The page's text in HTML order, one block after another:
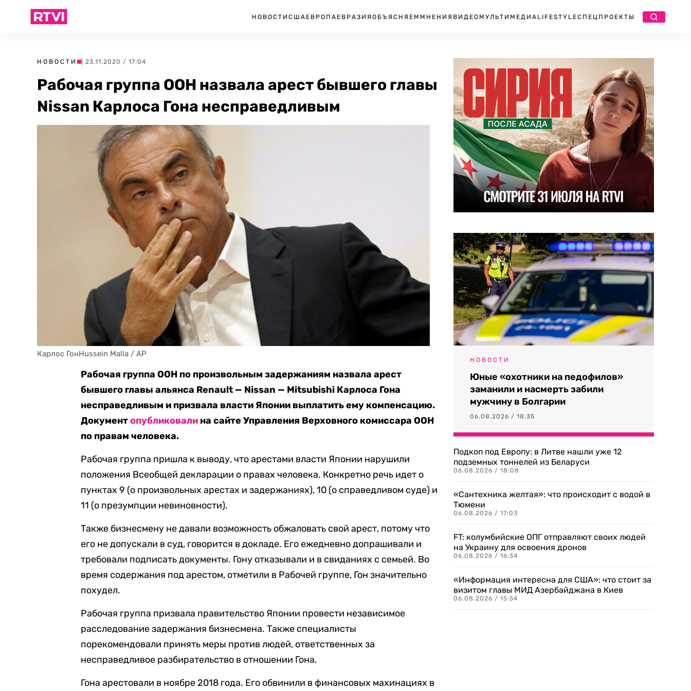
НОВОСТИ США ЕВРОПА ЕВРАЗИЯ ОБЪЯСНЯЕМ МНЕНИЯ ВИДЕО МУЛЬТИМЕДИА LIFESTYLEСПЕЦПРОЕКТЫ
НОВОСТИ | 23.11.2020 / 17:04
Рабочая группа ООН назвала арест бывшего главы
Nissan Карлоса Гона несправедливым
Карлос ГонHussein Malla / AP
Рабочая группа ООН по произвольным задержаниям назвала арест
бывшего главы альянса Renault — Nissan — Mitsubishi Карлоса Гона
несправедливым и призвала власти Японии выплатить ему компенсацию.
Документопубликовали на сайте Управления Верховного комиссара ООН
по правам человека.
Рабочая группа пришла к выводу, что арестами власти Японии нарушили
положения Всеобщей декларации о правах человека. Конкретно речь идет о
пунктах 9 (о произвольных арестах и задержаниях), 10 (о справедливом суде) и
11 (о презумпции невиновности).
Также бизнесмену не давали возможность обжаловать свой арест, потому что
его не допускали в суд, говорится в докладе. Его ежедневно допрашивали и
требовали подписать документы. Гону отказывали и в свиданиях с семьей. Во
время содержания под арестом, отметили в Рабочей группе, Гон значительно
похудел.
Рабочая группа призвала правительство Японии провести независимое
расследование задержания бизнесмена. Также специалисты
порекомендовали принять меры против людей, ответственных за
несправедливое разбирательство в отношении Гона.
Гона арестовали в ноябре 2018 года. Его обвинили в финансовых махинациях в
НОВОСТИ
Юные «охотники на педофилов»
заманили и насмерть забили
мужчину в Болгарии
06.08.2026 / 18:35
Подкоп под Европу: в Литве нашли уже 12
подземных тоннелей из Беларуси
06.08.2026 / 18:08
«Сантехника желтая»: что происходит с водой в
Тюмени
06.08.2026 / 17:03
FT: колумбийские ОПГ отправляют своих людей
на Украину для освоения дронов
06.08.2026 / 16:34
«Информация интересна для США»: что стоит за
визитом главы МИД Азербайджана в Киев
06.08.2026 / 15:54